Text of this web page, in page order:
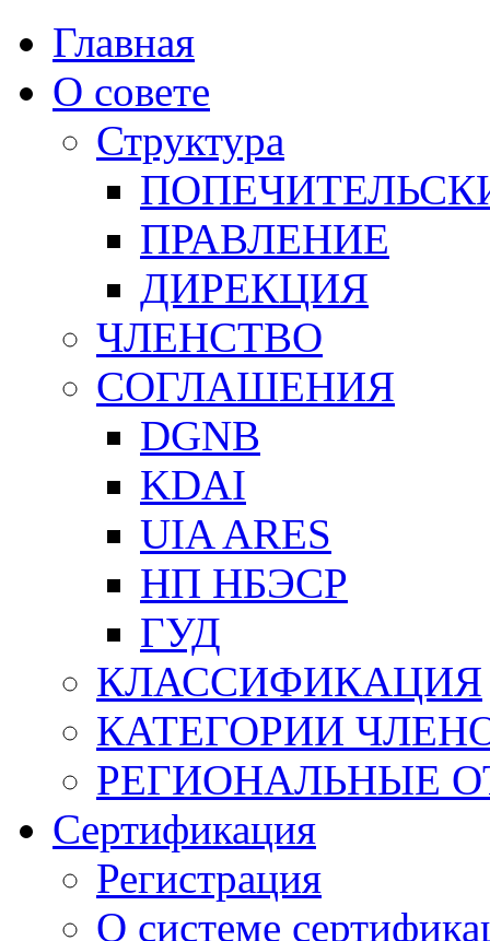
Главная
О совете
Структура
ПРАВЛЕНИЕ
ДИРЕКЦИЯ
ЧЛЕНСТВО
СОГЛАШЕНИЯ
DGNB
KDAI
UIA ARES
НП НБЭСР
ГУД
КЛАССИФИКАЦИЯ
КАТЕГОРИИ
РЕГИОНАЛЬНЫЕ
Сертификация
Регистрация
О системе